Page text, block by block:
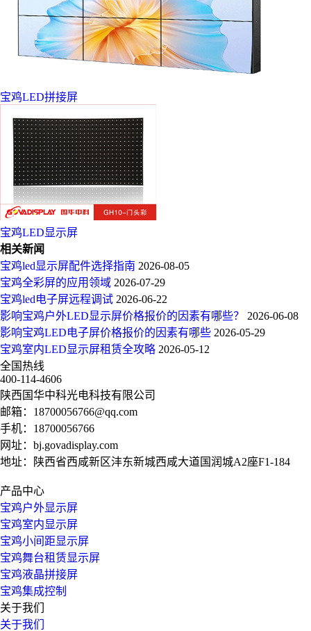
宝鸡LED拼接屏
宝鸡LED显示屏
相关新闻
宝鸡led显示屏配件选择指南 2026-08-05
宝鸡全彩屏的应用领域 2026-07-29
宝鸡led电子屏远程调试 2026-06-22
影响宝鸡户外LED显示屏价格报价的因素有哪些？ 2026-06-08
影响宝鸡LED电子屏价格报价的因素有哪些 2026-05-29
宝鸡室内LED显示屏租赁全攻略 2026-05-12
全国热线
400-114-4606
陕西国华中科光电科技有限公司
邮箱： 18700056766@qq.com
手机： 18700056766
网址： bj.govadisplay.com
地址：陕西省西咸新区沣东新城西咸大道国润城A2座F1-184
产品中心
宝鸡户外显示屏
宝鸡室内显示屏
宝鸡小间距显示屏
宝鸡舞台租赁显示屏
宝鸡液晶拼接屏
宝鸡集成控制
关于我们
关于我们